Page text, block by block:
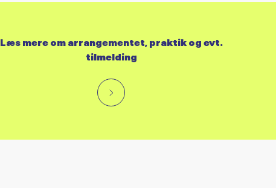
Læs mere om arrangementet, praktik og evt.
tilmelding